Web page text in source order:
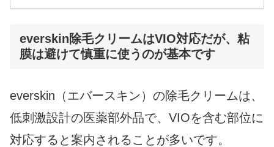
everskin除毛クリームはVIO対応だが、粘
膜は避けて慎重に使うのが基本です
everskin（エバースキン）の除毛クリームは、
低刺激設計の医薬部外品で、VIOを含む部位に
対応すると案内されることが多いです。